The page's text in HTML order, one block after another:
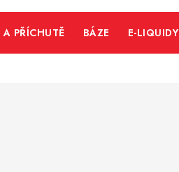
PŘÍCHUTĚ BÁZE E-LIQUIDY